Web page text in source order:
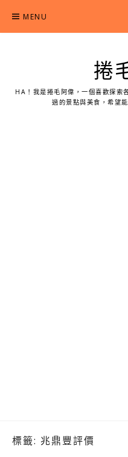
content
MENU
捲
HA！我是捲毛阿偉，一個喜歡探索
過的景點與美食，希望
標籤: 兆鼎豐評價